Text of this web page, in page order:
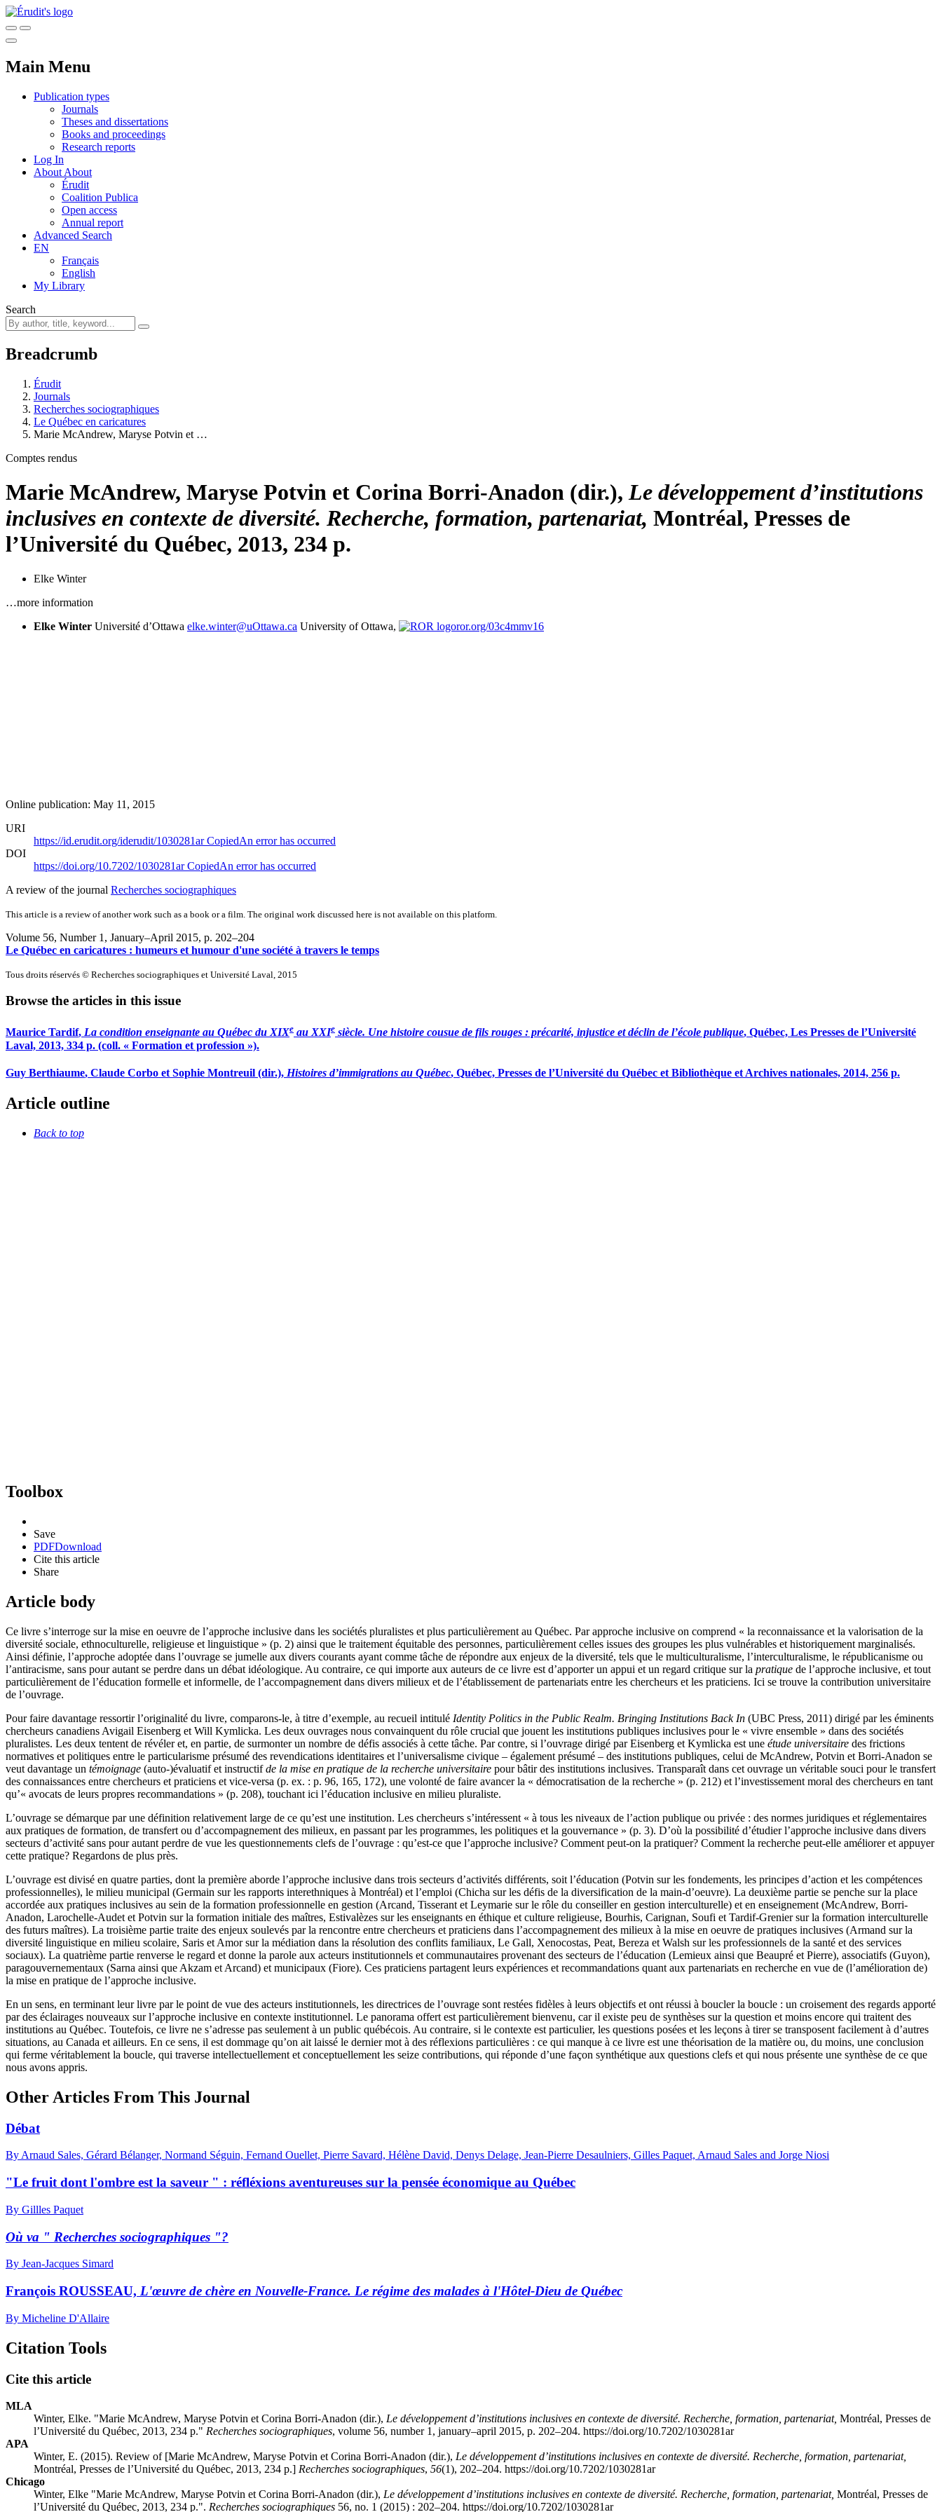
Main Menu
Publication types
Journals
Theses and dissertations
Books and proceedings
Research reports
Log In
About About
Érudit
Coalition Publica
Open access
Annual report
Advanced Search
EN
Français
English
My Library
Search
Breadcrumb
Érudit
Journals
Recherches sociographiques
Le Québec en caricatures
Marie McAndrew, Maryse Potvin et …
Comptes rendus
Marie McAndrew, Maryse Potvin et Corina Borri-Anadon (dir.), Le développement d’institutions
inclusives en contexte de diversité. Recherche, formation, partenariat, Montréal, Presses de
l’Université du Québec, 2013, 234 p.
Elke Winter
…more information
Elke Winter Université d’Ottawa elke.winter@uOttawa.ca University of Ottawa, ror.org/03c4mmv16
Online publication: May 11, 2015
URI
https://id.erudit.org/iderudit/1030281arCopiedAn error has occurred
DOI
https://doi.org/10.7202/1030281arCopiedAn error has occurred
A review of the journal Recherches sociographiques
This article is a review of another work such as a book or a film. The original work discussed here is not available on this platform.
Volume 56, Number 1, January–April 2015, p. 202–204
Le Québec en caricatures : humeurs et humour d'une société à travers le temps
Tous droits réservés © Recherches sociographiques et Université Laval, 2015
Browse the articles in this issue
Maurice Tardif, La condition enseignante au Québec du XIXe au XXIe siècle. Une histoire cousue de fils rouges : précarité, injustice et déclin de l’école publique, Québec, Les Presses de l’Université
Laval, 2013, 334 p. (coll. « Formation et profession »).
Guy Berthiaume, Claude Corbo et Sophie Montreuil (dir.), Histoires d’immigrations au Québec, Québec, Presses de l’Université du Québec et Bibliothèque et Archives nationales, 2014, 256 p.
Article outline
Back to top
Toolbox
Save
PDFDownload
Cite this article
Share
Article body
Ce livre s’interroge sur la mise en oeuvre de l’approche inclusive dans les sociétés pluralistes et plus particulièrement au Québec. Par approche inclusive on comprend « la reconnaissance et la valorisation de la
diversité sociale, ethnoculturelle, religieuse et linguistique » (p. 2) ainsi que le traitement équitable des personnes, particulièrement celles issues des groupes les plus vulnérables et historiquement marginalisés.
Ainsi définie, l’approche adoptée dans l’ouvrage se jumelle aux divers courants ayant comme tâche de répondre aux enjeux de la diversité, tels que le multiculturalisme, l’interculturalisme, le républicanisme ou
l’antiracisme, sans pour autant se perdre dans un débat idéologique. Au contraire, ce qui importe aux auteurs de ce livre est d’apporter un appui et un regard critique sur la pratique de l’approche inclusive, et tout
particulièrement de l’éducation formelle et informelle, de l’accompagnement dans divers milieux et de l’établissement de partenariats entre les chercheurs et les praticiens. Ici se trouve la contribution universitaire
de l’ouvrage.
Pour faire davantage ressortir l’originalité du livre, comparons-le, à titre d’exemple, au recueil intitulé Identity Politics in the Public Realm. Bringing Institutions Back In (UBC Press, 2011) dirigé par les éminents
chercheurs canadiens Avigail Eisenberg et Will Kymlicka. Les deux ouvrages nous convainquent du rôle crucial que jouent les institutions publiques inclusives pour le « vivre ensemble » dans des sociétés
pluralistes. Les deux tentent de révéler et, en partie, de surmonter un nombre de défis associés à cette tâche. Par contre, si l’ouvrage dirigé par Eisenberg et Kymlicka est une étude universitaire des frictions
normatives et politiques entre le particularisme présumé des revendications identitaires et l’universalisme civique – également présumé – des institutions publiques, celui de McAndrew, Potvin et Borri-Anadon se
veut davantage un témoignage (auto-)évaluatif et instructifde la mise en pratique de la recherche universitaire pour bâtir des institutions inclusives. Transparaît dans cet ouvrage un véritable souci pour le transfert
des connaissances entre chercheurs et praticiens et vice-versa (p. ex. : p. 96, 165, 172), une volonté de faire avancer la « démocratisation de la recherche » (p. 212) et l’investissement moral des chercheurs en tant
qu’« avocats de leurs propres recommandations » (p. 208), touchant ici l’éducation inclusive en milieu pluraliste.
L’ouvrage se démarque par une définition relativement large de ce qu’est une institution. Les chercheurs s’intéressent « à tous les niveaux de l’action publique ou privée : des normes juridiques et réglementaires
aux pratiques de formation, de transfert ou d’accompagnement des milieux, en passant par les programmes, les politiques et la gouvernance » (p. 3). D’où la possibilité d’étudier l’approche inclusive dans divers
secteurs d’activité sans pour autant perdre de vue les questionnements clefs de l’ouvrage : qu’est-ce que l’approche inclusive? Comment peut-on la pratiquer? Comment la recherche peut-elle améliorer et appuyer
cette pratique? Regardons de plus près.
L’ouvrage est divisé en quatre parties, dont la première aborde l’approche inclusive dans trois secteurs d’activités différents, soit l’éducation (Potvin sur les fondements, les principes d’action et les compétences
professionnelles), le milieu municipal (Germain sur les rapports interethniques à Montréal) et l’emploi (Chicha sur les défis de la diversification de la main-d’oeuvre). La deuxième partie se penche sur la place
accordée aux pratiques inclusives au sein de la formation professionnelle en gestion (Arcand, Tisserant et Leymarie sur le rôle du conseiller en gestion interculturelle) et en enseignement (McAndrew, Borri-
Anadon, Larochelle-Audet et Potvin sur la formation initiale des maîtres, Estivalèzes sur les enseignants en éthique et culture religieuse, Bourhis, Carignan, Soufi et Tardif-Grenier sur la formation interculturelle
des futurs maîtres). La troisième partie traite des enjeux soulevés par la rencontre entre chercheurs et praticiens dans l’accompagnement des milieux à la mise en oeuvre de pratiques inclusives (Armand sur la
diversité linguistique en milieu scolaire, Saris et Amor sur la médiation dans la résolution des conflits familiaux, Le Gall, Xenocostas, Peat, Bereza et Walsh sur les professionnels de la santé et des services
sociaux). La quatrième partie renverse le regard et donne la parole aux acteurs institutionnels et communautaires provenant des secteurs de l’éducation (Lemieux ainsi que Beaupré et Pierre), associatifs (Guyon),
paragouvernementaux (Sarna ainsi que Akzam et Arcand) et municipaux (Fiore). Ces praticiens partagent leurs expériences et recommandations quant aux partenariats en recherche en vue de (l’amélioration de)
la mise en pratique de l’approche inclusive.
En un sens, en terminant leur livre par le point de vue des acteurs institutionnels, les directrices de l’ouvrage sont restées fidèles à leurs objectifs et ont réussi à boucler la boucle : un croisement des regards apporté
par des éclairages nouveaux sur l’approche inclusive en contexte institutionnel. Le panorama offert est particulièrement bienvenu, car il existe peu de synthèses sur la question et moins encore qui traitent des
institutions au Québec. Toutefois, ce livre ne s’adresse pas seulement à un public québécois. Au contraire, si le contexte est particulier, les questions posées et les leçons à tirer se transposent facilement à d’autres
situations, au Canada et ailleurs. En ce sens, il est dommage qu’on ait laissé le dernier mot à des réflexions particulières : ce qui manque à ce livre est une théorisation de la matière ou, du moins, une conclusion
qui ferme véritablement la boucle, qui traverse intellectuellement et conceptuellement les seize contributions, qui réponde d’une façon synthétique aux questions clefs et qui nous présente une synthèse de ce que
nous avons appris.
Other Articles From This Journal
Débat
By Arnaud Sales, Gérard Bélanger, Normand Séguin, Fernand Ouellet, Pierre Savard, Hélène David, Denys Delage, Jean-Pierre Desaulniers, Gilles Paquet, Arnaud Sales and Jorge Niosi
"Le fruit dont l'ombre est la saveur " : réfléxions aventureuses sur la pensée économique au Québec
By Gillles Paquet
Où va " Recherches sociographiques "?
By Jean-Jacques Simard
François ROUSSEAU, L'œuvre de chère en Nouvelle-France. Le régime des malades à l'Hôtel-Dieu de Québec
By Micheline D'Allaire
Citation Tools
Cite this article
MLA
Winter, Elke. "Marie McAndrew, Maryse Potvin et Corina Borri-Anadon (dir.), Le développement d’institutions inclusives en contexte de diversité. Recherche, formation, partenariat, Montréal, Presses de
l’Université du Québec, 2013, 234 p." Recherches sociographiques, volume 56, number 1, january–april 2015, p. 202–204. https://doi.org/10.7202/1030281ar
APA
Winter, E. (2015). Review of [Marie McAndrew, Maryse Potvin et Corina Borri-Anadon (dir.), Le développement d’institutions inclusives en contexte de diversité. Recherche, formation, partenariat,
Montréal, Presses de l’Université du Québec, 2013, 234 p.] Recherches sociographiques, 56(1), 202–204. https://doi.org/10.7202/1030281ar
Chicago
Winter, Elke "Marie McAndrew, Maryse Potvin et Corina Borri-Anadon (dir.), Le développement d’institutions inclusives en contexte de diversité. Recherche, formation, partenariat, Montréal, Presses de
l’Université du Québec, 2013, 234 p.". Recherches sociographiques 56, no. 1 (2015) : 202–204. https://doi.org/10.7202/1030281ar